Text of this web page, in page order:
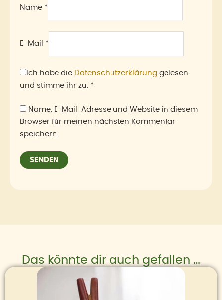
Name *
E-Mail *
Ich habe die Datenschutzerklärung gelesen
und stimme ihr zu. *
Name, E-Mail-Adresse und Website in diesem
Browser für meinen nächsten Kommentar
speichern.
Das könnte dir auch gefallen …